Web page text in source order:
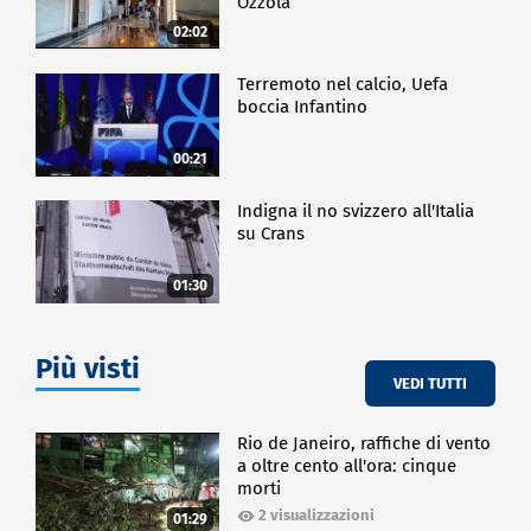
02:02
00:21
Terremoto nel calcio, Uefa
boccia Infantino
01:30
Indigna il no svizzero all'Italia
su Crans
Più visti VEDI TUTTI
01:29
Rio de Janeiro, raffiche di vento
a oltre cento all'ora: cinque
morti
2 visualizzazioni